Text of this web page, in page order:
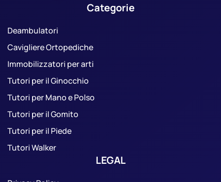
Categorie
Deambulatori
Cavigliere Ortopediche
Immobilizzatori per arti
Tutori per il Ginocchio
Tutori per Mano e Polso
Tutori per il Gomito
Tutori per il Piede
Tutori Walker
LEGAL